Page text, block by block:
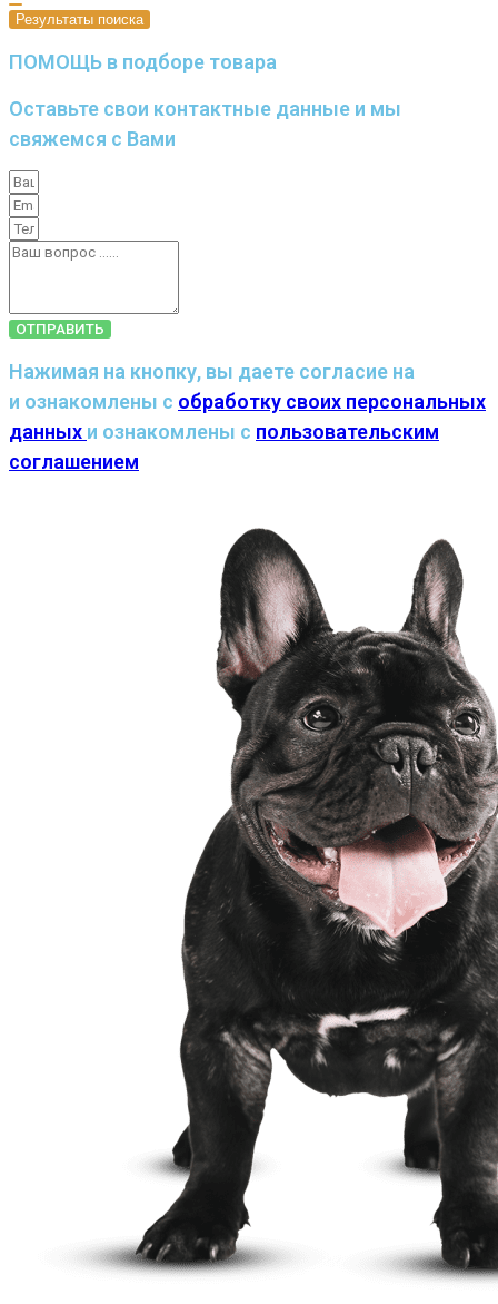
Результаты поиска
ПОМОЩЬ в подборе товара
Оставьте свои контактные данные и мы
свяжемся с Вами
ОТПРАВИТЬ
Нажимая на кнопку, вы даете согласие на
и ознакомлены с обработку своих персональных
данных и ознакомлены с пользовательским
соглашением